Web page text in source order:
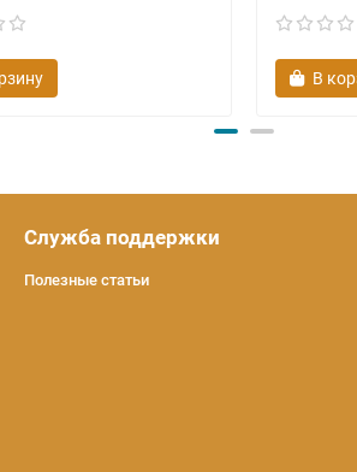
В
Служба поддержки
Полезные статьи